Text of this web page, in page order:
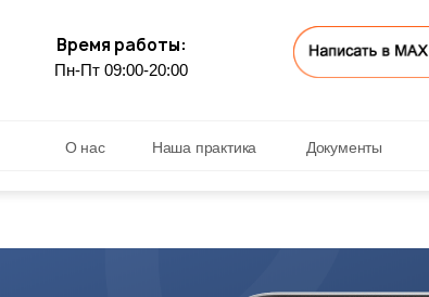
Время работы:
Пн-Пт 09:00-20:00
О нас Документы
Наша практика